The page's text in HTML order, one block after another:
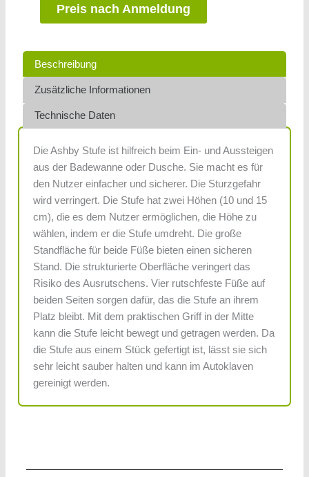
Preis nach Anmeldung
Beschreibung
Zusätzliche Informationen
Technische Daten
Die Ashby Stufe ist hilfreich beim Ein- und Aussteigen
aus der Badewanne oder Dusche. Sie macht es für
den Nutzer einfacher und sicherer. Die Sturzgefahr
wird verringert. Die Stufe hat zwei Höhen (10 und 15
cm), die es dem Nutzer ermöglichen, die Höhe zu
wählen, indem er die Stufe umdreht. Die große
Standfläche für beide Füße bieten einen sicheren
Stand. Die strukturierte Oberfläche veringert das
Risiko des Ausrutschens. Vier rutschfeste Füße auf
beiden Seiten sorgen dafür, das die Stufe an ihrem
Platz bleibt. Mit dem praktischen Griff in der Mitte
kann die Stufe leicht bewegt und getragen werden. Da
die Stufe aus einem Stück gefertigt ist, lässt sie sich
sehr leicht sauber halten und kann im Autoklaven
gereinigt werden.